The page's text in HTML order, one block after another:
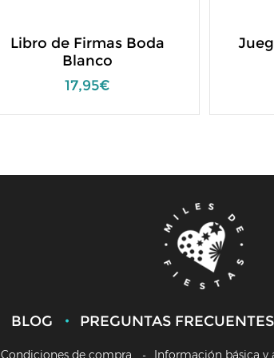
Libro de Firmas Boda
Blanco
17,95€
BLOG PREGUNTAS FRECUENTES
Condiciones de compra Información básica y